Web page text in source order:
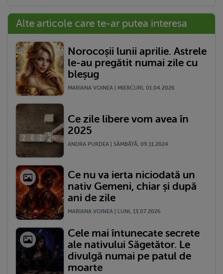
Alte articole care te-ar putea interesa
Norocoșii lunii aprilie. Astrele
le-au pregătit numai zile cu
bleșug
MARIANA VOINEA | MIERCURI, 01.04.2026
Ce zile libere vom avea în
2025
ANDRA PURDEA | SÂMBĂTĂ, 09.11.2024
Ce nu va ierta niciodată un
nativ Gemeni, chiar și după
ani de zile
MARIANA VOINEA | LUNI, 13.07.2026
Cele mai întunecate secrete
ale nativului Săgetător. Le
divulgă numai pe patul de
moarte